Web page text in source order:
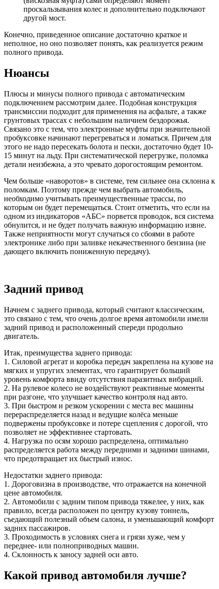
проскальзывания колес и дополнительно подключают
другой мост.
Конечно, приведенное описание достаточно краткое и
неполное, но оно позволяет понять, как реализуется режим
полного привода.
Нюансы
Плюсы и минусы полного привода с автоматическим
подключением рассмотрим далее. Подобная конструкция
трансмиссии подходит для применения на асфальте, а также
грунтовых трассах с небольшим наличием бездорожья.
Связано это с тем, что электронные муфты при значительной
пробуксовке начинают перегреваться и ломаться. Причем для
этого не надо пересекать болота и пески, достаточно будет 10-
15 минут на льду. При систематической перегрузке, поломка
детали неизбежна, а это чревато дорогостоящим ремонтом.
Чем больше «наворотов» в системе, тем сильнее она склонна к
поломкам. Поэтому прежде чем выбрать автомобиль,
необходимо учитывать преимущественные трассы, по
которым он будет перемещаться. Стоит отметить, что если на
одном из индикаторов «АБС» порвется проводок, вся система
обнулится, и не будет получать важную информацию извне.
Также неприятности могут случаться со сбоями в работе
электронике либо при заливке некачественного бензина (не
дающего включить пониженную передачу).
Задний привод
Начнем с заднего привода, который считают классическим,
это связано с тем, что очень долгое время автомобили имели
задний привод и расположенный спереди продольно
двигатель.
Итак, преимущества заднего привода:
1. Силовой агрегат и коробка передач закреплена на кузове на
мягких и упругих элементах, что гарантирует больший
уровень комфорта ввиду отсутствия паразитных вибраций.
2. На рулевое колесо не воздействуют реактивные моменты
при разгоне, что улучшает качество контроля над авто.
3. При быстром и резком ускорении с места вес машины
перераспределяется назад и ведущие колёса меньше
подвержены пробуксовке и потере сцепления с дорогой, что
позволяет не эффективнее стартовать.
4. Нагрузка по осям хорошо распределена, оптимально
распределяется работа между передними и задними шинами,
что предотвращает их быстрый износ.
Недостатки заднего привода:
1. Дороговизна в производстве, что отражается на конечной
цене автомобиля.
2. Автомобили с задним типом привода тяжелее, у них, как
правило, всегда расположен по центру кузову тоннель,
съедающий полезный объем салона, и уменьшающий комфорт
задних пассажиров.
3. Проходимость в условиях снега и грязи хуже, чем у
переднее- или полноприводных машин.
4. Склонность к заносу задней оси авто.
Какой привод автомобиля лучше?